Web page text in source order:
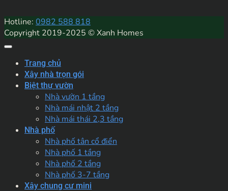
Hotline: 0982 588 818
Copyright 2019-2025 © Xanh Homes
Trang chủ
Xây nhà trọn gói
Biệt thự vườn
Nhà vườn 1 tầng
Nhà mái nhật 2 tầng
Nhà mái thái 2,3 tầng
Nhà phố
Nhà phố tân cổ điển
Nhà phố 1 tầng
Nhà phố 2 tầng
Nhà phố 3-7 tầng
Xây chung cư mini